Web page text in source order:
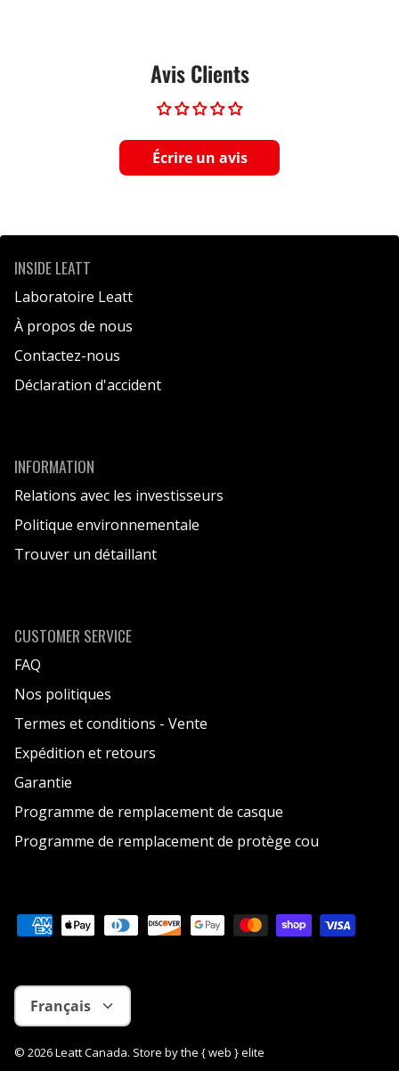
Avis Clients
Écrire un avis
INSIDE LEATT
Laboratoire Leatt
À propos de nous
Contactez-nous
Déclaration d'accident
INFORMATION
Relations avec les investisseurs
Politique environnementale
Trouver un détaillant
CUSTOMER SERVICE
FAQ
Nos politiques
Termes et conditions - Vente
Expédition et retours
Garantie
Programme de remplacement de casque
Programme de remplacement de protège cou
Langue
Français
© 2026Leatt Canada. Store bythe { web } elite